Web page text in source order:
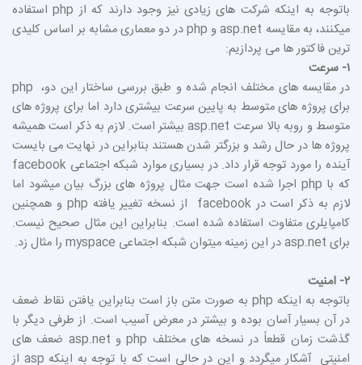
باتوجه به اینکه شرکت های زیادی نیز وجود دارند که از php استفاده
میکنند، به مقایسه asp.net و php در دو معماری مشابه بر اساس کلیدی
ترین فاکتور ها می پردازیم:
۱- سرعت
در مقایسه های مختلف انجام شده و طبق بررسی ساختار این دو، php
برای پروژه های متوسط به پایین سرعت بیشتری دارد اما برای پروژه های
متوسط و روبه بالا سرعت asp.net بیشتر است. لازم به ذکر است همیشه
پروژه ها در حال رشد و بزرگتر شدن هستند بنابراین در نهایت می بایست
آینده را مورد توجه قرار داد. در بسیاری موارد شبکه اجتماعی facebook
که با php اجرا شده است جهت مثال پروژه های بزرگ بیان میشود اما
لازم به ذکر است در facebook از نسخه تغییر یافته php و همچنین
کامپایلری متفاوت استفاده شده است. بنابراین این مثال صحیح نیست.
برای asp.net در این زمینه میتوان شبکه اجتماعی myspace را مثال زد.
۲- امنیت
باتوجه به اینکه php به صورت متن باز است بنابراین یافتن نقاط ضعف
در آن بسیار آسان بوده و بیشتر در معرض آسیب است. از طرفی دیگر با
گذشت زمان قطعاً در نسخه های مختلف php و asp.net ضعف های
امنیتی آشکار میگردد و این در حالی است که با توجه به اینکه asp از